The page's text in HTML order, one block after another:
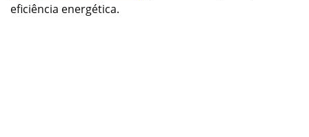
eficiência energética.